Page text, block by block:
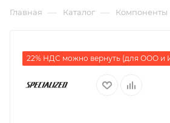
Главная — Каталог — Компоненты
22% НДС можно вернуть (для ООО и